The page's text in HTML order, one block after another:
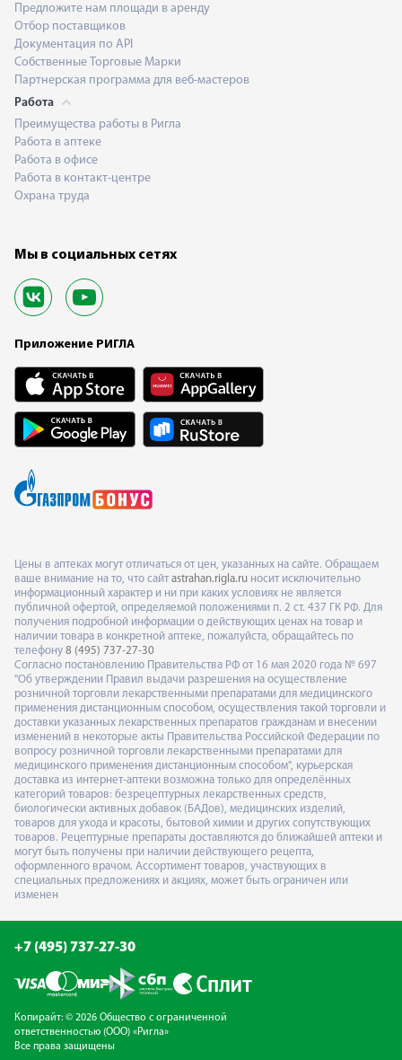
Предложите нам площади в аренду
Отбор поставщиков
Документация по API
Собственные Торговые Марки
Партнерская программа для веб-мастеров
Работа
Преимущества работы в Ригла
Работа в аптеке
Работа в офисе
Работа в контакт-центре
Охрана труда
Мы в социальных сетях
Приложение РИГЛА
Цены в аптеках могут отличаться от цен, указанных на сайте. Обращаем
ваше внимание на то, что сайт astrahan.rigla.ru носит исключительно
информационный характер и ни при каких условиях не является
публичной офертой, определяемой положениями п. 2 ст. 437 ГК РФ. Для
получения подробной информации о действующих ценах на товар и
наличии товара в конкретной аптеке, пожалуйста, обращайтесь по
телефону 8 (495) 737-27-30
Согласно постановлению Правительства РФ от 16 мая 2020 года № 697
"Об утверждении Правил выдачи разрешения на осуществление
розничной торговли лекарственными препаратами для медицинского
применения дистанционным способом, осуществления такой торговли и
доставки указанных лекарственных препаратов гражданам и внесении
изменений в некоторые акты Правительства Российской Федерации по
вопросу розничной торговли лекарственными препаратами для
медицинского применения дистанционным способом", курьерская
доставка из интернет-аптеки возможна только для определённых
категорий товаров: безрецептурных лекарственных средств,
биологически активных добавок (БАДов), медицинских изделий,
товаров для ухода и красоты, бытовой химии и других сопутствующих
товаров. Рецептурные препараты доставляются до ближайшей аптеки и
могут быть получены при наличии действующего рецепта,
оформленного врачом. Ассортимент товаров, участвующих в
специальных предложениях и акциях, может быть ограничен или
изменен
+7 (495) 737-27-30
Копирайт: © 2026 Общество с ограниченной
ответственностью (ООО) «Ригла»
Все права защищены